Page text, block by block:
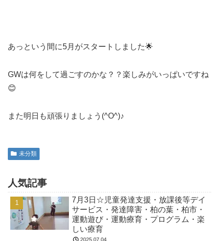
あっという間に5月がスタートしました🌟
GWは何をして過ごすのかな？？楽しみがいっぱいですね
😊
また明日も頑張りましょう(^O^)♪
未分類
人気記事
7月3日☆児童発達支援・放課後等デイ
サービス・発達障害・柏の葉・柏市・
運動遊び・運動療育・プログラム・楽
しい療育
2025.07.04